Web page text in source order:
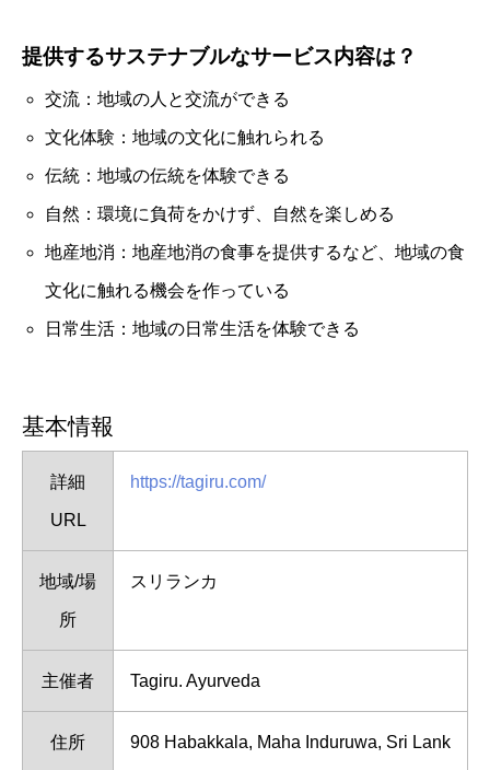
提供するサステナブルなサービス内容は？
交流：地域の人と交流ができる
文化体験：地域の文化に触れられる
伝統：地域の伝統を体験できる
自然：環境に負荷をかけず、自然を楽しめる
地産地消：地産地消の食事を提供するなど、地域の食
文化に触れる機会を作っている
日常生活：地域の日常生活を体験できる
基本情報
詳細
URL
https://tagiru.com/
地域/場
所
スリランカ
主催者 Tagiru. Ayurveda
住所 908 Habakkala, Maha Induruwa, Sri Lank